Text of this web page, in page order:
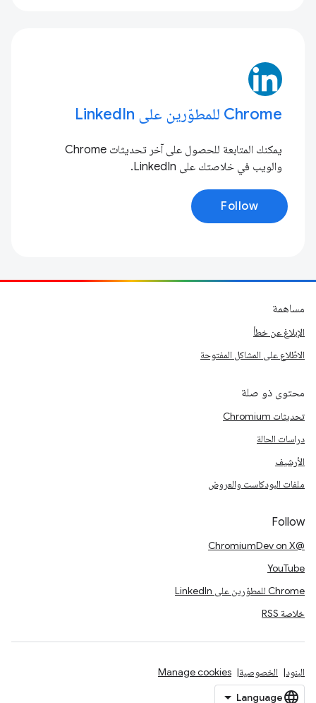
Chrome للمطوّرين على LinkedIn
يمكنك المتابعة للحصول على آخر تحديثات Chrome
والويب في خلاصتك على LinkedIn.
Follow
مساهمة
الإبلاغ عن خطأ
الاطّلاع على المشاكل المفتوحة
محتوى ذو صلة
تحديثات Chromium
دراسات الحالة
الأرشيف
ملفات البودكاست والعروض
Follow
@ChromiumDev on X
YouTube
Chrome للمطوّرين على LinkedIn
خلاصة RSS
البنود الخصوصية Manage cookies